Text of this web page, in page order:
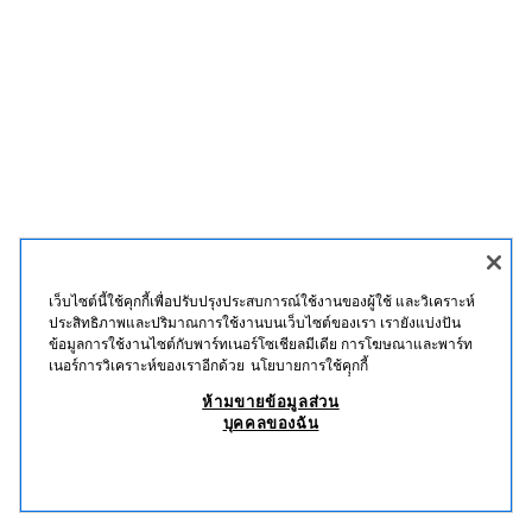
เว็บไซต์นี้ใช้คุกกี้เพื่อปรับปรุงประสบการณ์ใช้งานของผู้ใช้ และวิเคราะห์
ประสิทธิภาพและปริมาณการใช้งานบนเว็บไซต์ของเรา เรายังแบ่งปัน
ข้อมูลการใช้งานไซต์กับพาร์ทเนอร์โซเชียลมีเดีย การโฆษณาและพาร์ท
เนอร์การวิเคราะห์ของเราอีกด้วย นโยบายการใช้คุุกกี้
ห้ามขายข้อมูลส่วน
บุคคลของฉัน